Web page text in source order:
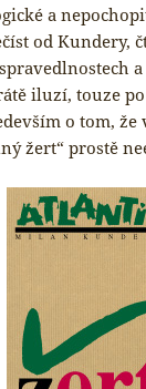
a
od Kundery,
iluzí, touze
o tom,
žert“ prostě